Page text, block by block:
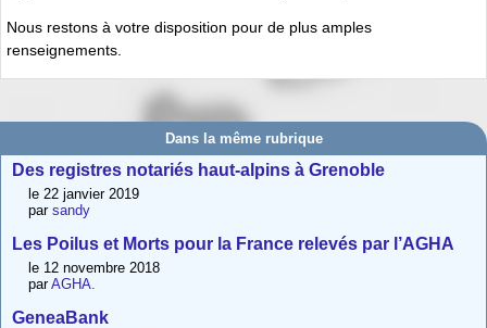
Nous restons à votre disposition pour de plus amples
renseignements.
Dans la même rubrique
Des registres notariés haut-alpins à Grenoble
le 22 janvier 2019
par sandy
Les Poilus et Morts pour la France relevés par l’AGHA
le 12 novembre 2018
parAGHA.
GeneaBank